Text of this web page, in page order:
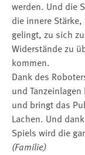
werden. Und die
die innere
gelingt, zu sich
Widerstände zu
kommen.
Dank des
und
und bringt das
Lachen. Und
Spiels wird die
(Familie)